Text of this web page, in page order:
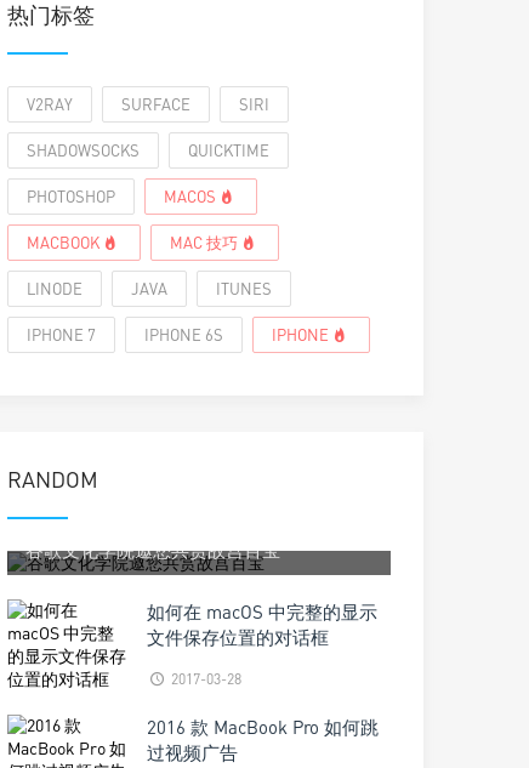
热门标签
V2RAY SURFACE SIRI
SHADOWSOCKS QUICKTIME
PHOTOSHOP MACOS
MACBOOK MAC 技巧
LINODE JAVA ITUNES
IPHONE 7 IPHONE 6S IPHONE
RANDOM
2017-05-18
谷歌文化学院邀您共赏故宫百宝
如何在 macOS 中完整的显示
文件保存位置的对话框
2017-03-28
2016 款 MacBook Pro 如何跳
过视频广告